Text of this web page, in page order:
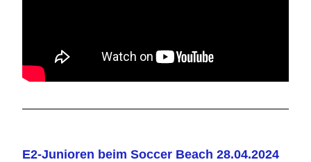
E2-Junioren beim Soccer Beach 28.04.2024